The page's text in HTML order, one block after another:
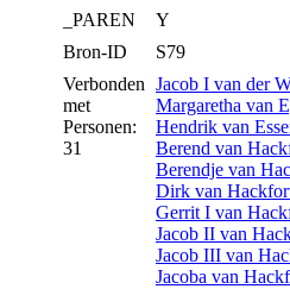
_PAREN
Y
Bron-ID
S79
Verbonden
met
Personen:
31
Jacob I van der
Margaretha van
Hendrik van
Berend van
Berendje van
Dirk van
Gerrit I van
Jacob II van
Jacob III van
Jacoba van